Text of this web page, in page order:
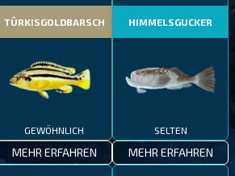
TÜRKISGOLDBARSCH
GEWÖHNLICH
MEHR ERFAHREN
HIMMELSGUCKER
SELTEN
MEHR ERFAHREN